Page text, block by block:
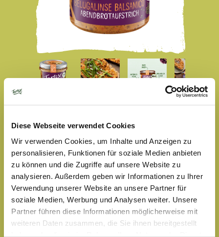
Diese Webseite verwendet Cookies
Wir verwenden Cookies, um Inhalte und Anzeigen zu
personalisieren, Funktionen für soziale Medien anbieten
zu können und die Zugriffe auf unsere Website zu
analysieren. Außerdem geben wir Informationen zu Ihrer
Verwendung unserer Website an unsere Partner für
soziale Medien, Werbung und Analysen weiter. Unsere
Partner führen diese Informationen möglicherweise mit
weiteren Daten zusammen, die Sie ihnen bereitgestellt
haben oder die sie im Rahmen Ihrer Nutzung der Dienste
LINSEN LIEBETOP-PICKS
BELUGALINSE BALSAMICO
140 Gramm
Genuss in Hülse und Fülle. Ihren Namen haben die
Belugalinsen vom gleichnamigen Kaviar. Die
Hülsenfrüchte sehen diesem nämlich sehr ähnlich – sind
aber viel leckerer. Und natürlich rein pflanzlich. Verfeinert
mit feinstem Balsamico wird daraus eine Delikatesse,